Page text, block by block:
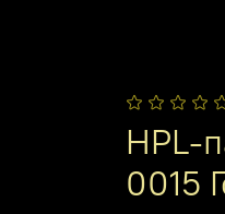
HPL-
0015